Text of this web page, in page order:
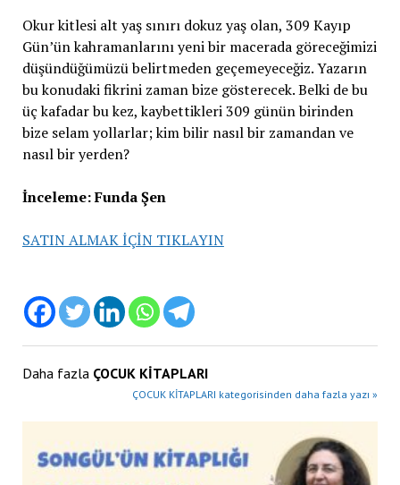
Okur kitlesi alt yaş sınırı dokuz yaş olan, 309 Kayıp
Gün’ün kahramanlarını yeni bir macerada göreceğimizi
düşündüğümüzü belirtmeden geçemeyeceğiz. Yazarın
bu konudaki fikrini zaman bize gösterecek. Belki de bu
üç kafadar bu kez, kaybettikleri 309 günün birinden
bize selam yollarlar; kim bilir nasıl bir zamandan ve
nasıl bir yerden?
İnceleme: Funda Şen
SATIN ALMAK İÇİN TIKLAYIN
Daha fazla ÇOCUK KİTAPLARI
ÇOCUK KİTAPLARI kategorisinden daha fazla yazı »